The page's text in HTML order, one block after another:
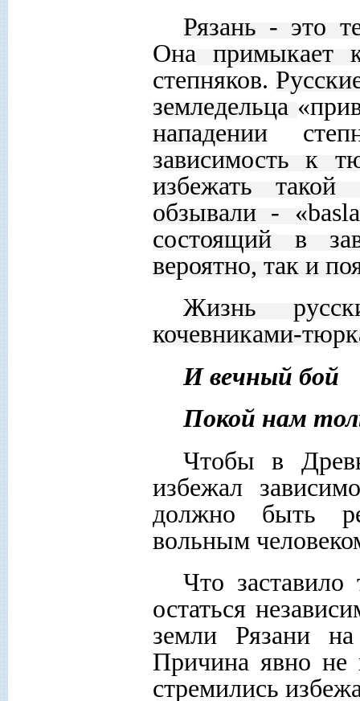
Рязань - это
Она примыкает
степняков.
земледельца
нападении
зависимость к
избежать
обзывали - «
состоящий в
вероятно, так и
Жизнь
кочевниками-
И вечный бой
Покой нам
Чтобы в
избежал
должно быть
вольным
Что
остаться
земли Рязани
Причина явно не
стремились